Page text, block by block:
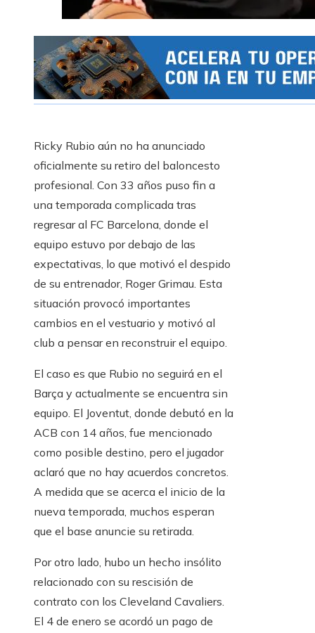
Ricky Rubio aún no ha anunciado
oficialmente su retiro del baloncesto
profesional. Con 33 años puso fin a
una temporada complicada tras
regresar al FC Barcelona, ​​donde el
equipo estuvo por debajo de las
expectativas, lo que motivó el despido
de su entrenador, Roger Grimau. Esta
situación provocó importantes
cambios en el vestuario y motivó al
club a pensar en reconstruir el equipo.
El caso es que Rubio no seguirá en el
Barça y actualmente se encuentra sin
equipo. El Joventut, donde debutó en la
ACB con 14 años, fue mencionado
como posible destino, pero el jugador
aclaró que no hay acuerdos concretos.
A medida que se acerca el inicio de la
nueva temporada, muchos esperan
que el base anuncie su retirada.
Por otro lado, hubo un hecho insólito
relacionado con su rescisión de
contrato con los Cleveland Cavaliers.
El 4 de enero se acordó un pago de